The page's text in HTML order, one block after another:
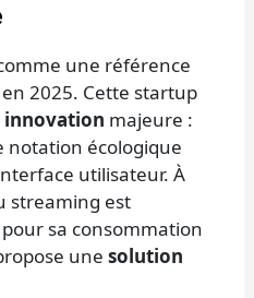
une référence
2025. Cette startup
innovation majeure :
notation écologique
utilisateur. À
streaming est
sa consommation
unesolution